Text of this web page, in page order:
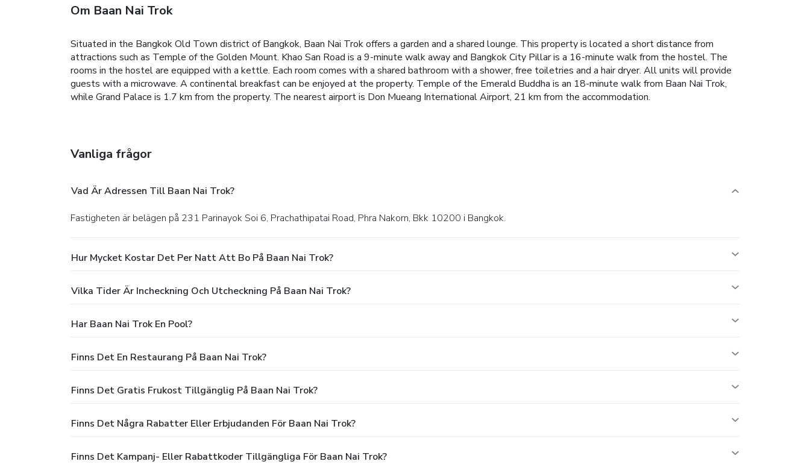
Om Baan Nai Trok
Situated in the Bangkok Old Town district of Bangkok, Baan Nai Trok offers a garden and a shared lounge. This property is located a short distance from
attractions such as Temple of the Golden Mount. Khao San Road is a 9-minute walk away and Bangkok City Pillar is a 16-minute walk from the hostel. The
rooms in the hostel are equipped with a kettle. Each room comes with a shared bathroom with a shower, free toiletries and a hair dryer. All units will provide
guests with a microwave. A continental breakfast can be enjoyed at the property. Temple of the Emerald Buddha is an 18-minute walk from Baan Nai Trok,
while Grand Palace is 1.7 km from the property. The nearest airport is Don Mueang International Airport, 21 km from the accommodation.
Vanliga frågor
Vad Är Adressen Till Baan Nai Trok?
Fastigheten är belägen på 231 Parinayok Soi 6, Prachathipatai Road, Phra Nakorn, Bkk 10200 i Bangkok.
Hur Mycket Kostar Det Per Natt Att Bo På Baan Nai Trok?
Vilka Tider Är Incheckning Och Utcheckning På Baan Nai Trok?
Har Baan Nai Trok En Pool?
Finns Det En Restaurang På Baan Nai Trok?
Finns Det Gratis Frukost Tillgänglig På Baan Nai Trok?
Finns Det Några Rabatter Eller Erbjudanden För Baan Nai Trok?
Finns Det Kampanj- Eller Rabattkoder Tillgängliga För Baan Nai Trok?